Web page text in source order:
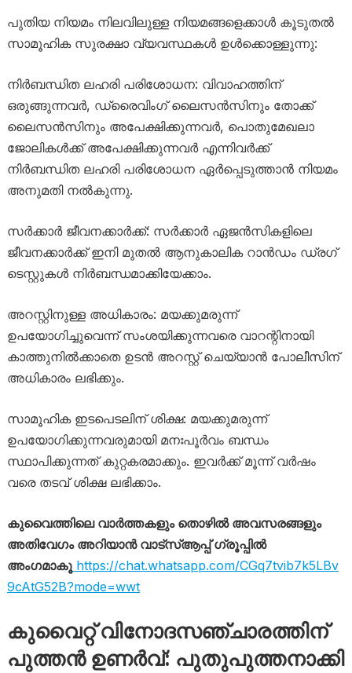
പുതിയ നിയമം നിലവിലുള്ള നിയമങ്ങളെക്കാൾ കൂടുതൽ
സാമൂഹിക സുരക്ഷാ വ്യവസ്ഥകൾ ഉൾക്കൊള്ളുന്നു:
നിർബന്ധിത ലഹരി പരിശോധന: വിവാഹത്തിന്
ഒരുങ്ങുന്നവർ, ഡ്രൈവിംഗ് ലൈസൻസിനും തോക്ക്
ലൈസൻസിനും അപേക്ഷിക്കുന്നവർ, പൊതുമേഖലാ
ജോലികൾക്ക് അപേക്ഷിക്കുന്നവർ എന്നിവർക്ക്
നിർബന്ധിത ലഹരി പരിശോധന ഏർപ്പെടുത്താൻ നിയമം
അനുമതി നൽകുന്നു.
സർക്കാർ ജീവനക്കാർക്ക്: സർക്കാർ ഏജൻസികളിലെ
ജീവനക്കാർക്ക് ഇനി മുതൽ ആനുകാലിക റാൻഡം ഡ്രഗ്
ടെസ്റ്റുകൾ നിർബന്ധമാക്കിയേക്കാം.
അറസ്റ്റിനുള്ള അധികാരം: മയക്കുമരുന്ന്
ഉപയോഗിച്ചുവെന്ന് സംശയിക്കുന്നവരെ വാറന്റിനായി
കാത്തുനിൽക്കാതെ ഉടൻ അറസ്റ്റ് ചെയ്യാൻ പോലീസിന്
അധികാരം ലഭിക്കും.
സാമൂഹിക ഇടപെടലിന് ശിക്ഷ: മയക്കുമരുന്ന്
ഉപയോഗിക്കുന്നവരുമായി മനഃപൂർവം ബന്ധം
സ്ഥാപിക്കുന്നത് കുറ്റകരമാക്കും. ഇവർക്ക് മൂന്ന് വർഷം
വരെ തടവ് ശിക്ഷ ലഭിക്കാം.
കുവൈത്തിലെ വാർത്തകളും തൊഴിൽ അവസരങ്ങളും
അതിവേഗം അറിയാൻ വാട്സ്ആപ്പ് ഗ്രൂപ്പിൽ
അംഗമാകൂhttps://chat.whatsapp.com/CGq7tvib7k5LBv
9cAtG52B?mode=wwt
കുവൈറ്റ് വിനോദസഞ്ചാരത്തിന്
പുത്തൻ ഉണർവ്: പുതുപുത്തനാക്കി